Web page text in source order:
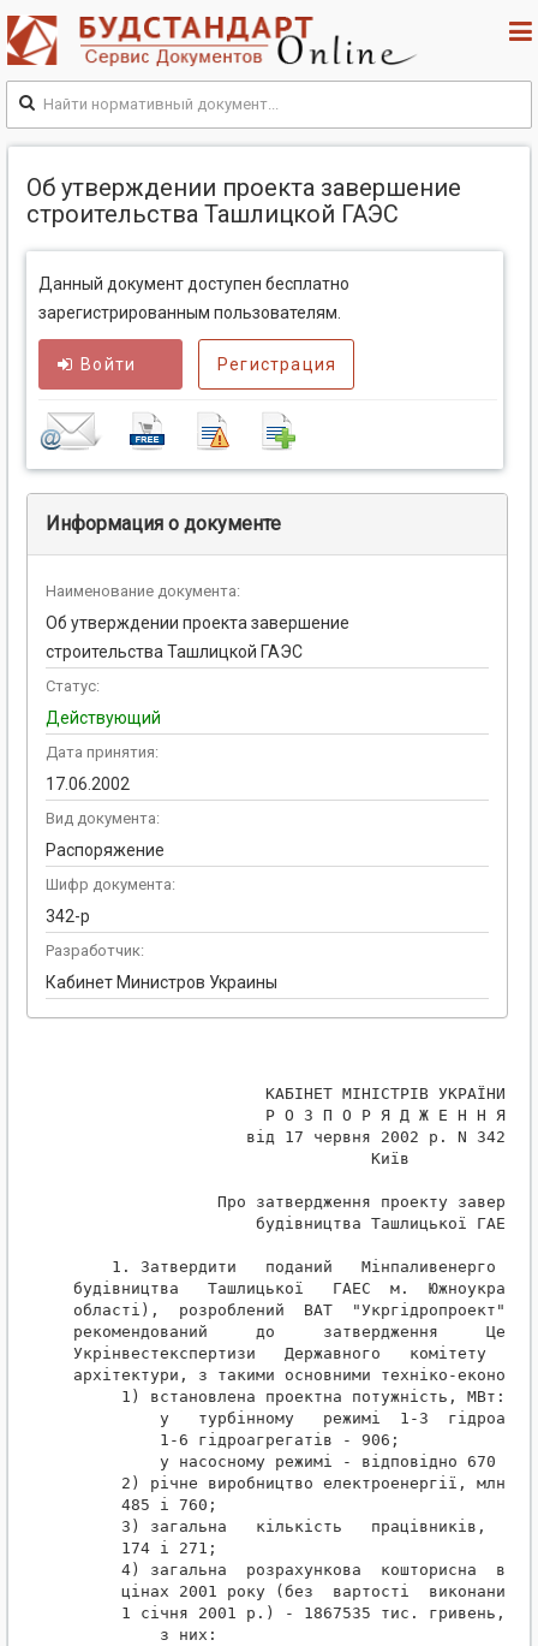
Об утверждении проекта завершение
строительства Ташлицкой ГАЭС
Данный документ доступен бесплатно
зарегистрированным пользователям.
Войти Регистрация
Информация о документе
Наименование документа:
Об утверждении проекта завершение
строительства Ташлицкой ГАЭС
Статус:
Действующий
Дата принятия:
17.06.2002
Вид документа:
Распоряжение
Шифр документа:
342-р
Разработчик:
Кабинет Министров Украины
                    КАБІНЕТ МІНІСТРІВ УКРАЇНИ
                    Р О З П О Р Я Д Ж Е Н Н Я
                  від 17 червня 2002 р. N 342-р
                               Київ
Про затвердження проекту
                   будівництва Ташлицької ГАЕС
1. Затвердити   поданий   Мінпаливенерго
будівництва   Ташлицької   ГАЕС  м.
області),  розроблений  ВАТ
рекомендований     до     затвердження
Укрінвестекспертизи   Державного   комітету
архітектури, з такими основними техніко-
     1) встановлена проектна потужність, МВт:
у   турбінному   режимі  1-3
         1-6 гідроагрегатів - 906;
у насосному режимі - відповідно 670 і
2) річне виробництво електроенергії, млн.
     485 і 760;
3) загальна   кількість   працівників,
     174 і 271;
4) загальна  розрахункова  кошторисна
цінах 2001 року (без  вартості  виконаних
     1 січня 2001 р.) - 1867535 тис. гривень,
         з них: